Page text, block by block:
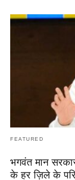
FEATURED
भगवंत मान
के हर ज़िले के